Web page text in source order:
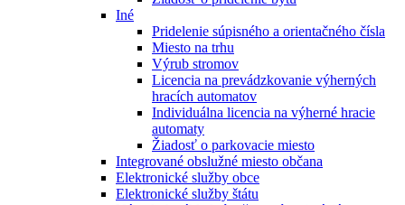
Iné
Pridelenie súpisného a orientačného čísla
Miesto na trhu
Výrub stromov
Licencia na prevádzkovanie výherných
hracích automatov
Individuálna licencia na výherné hracie
automaty
Žiadosť o parkovacie miesto
Integrované obslužné miesto občana
Elektronické služby obce
Elektronické služby štátu